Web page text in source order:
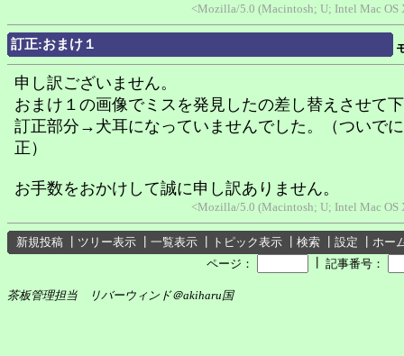
<Mozilla/5.0 (Macintosh; U; Intel Mac OS
訂正:おまけ１
申し訳ございません。
おまけ１の画像でミスを発見したの差し替えさせて
訂正部分→犬耳になっていませんでした。（ついで
正）
お手数をおかけして誠に申し訳ありません。
<Mozilla/5.0 (Macintosh; U; Intel Mac OS
新規投稿 ツリー表示 一覧表示 トピック表示 検索 設定
ホー
ページ：
記事番号：
茶板管理担当 リバーウィンド＠akiharu国